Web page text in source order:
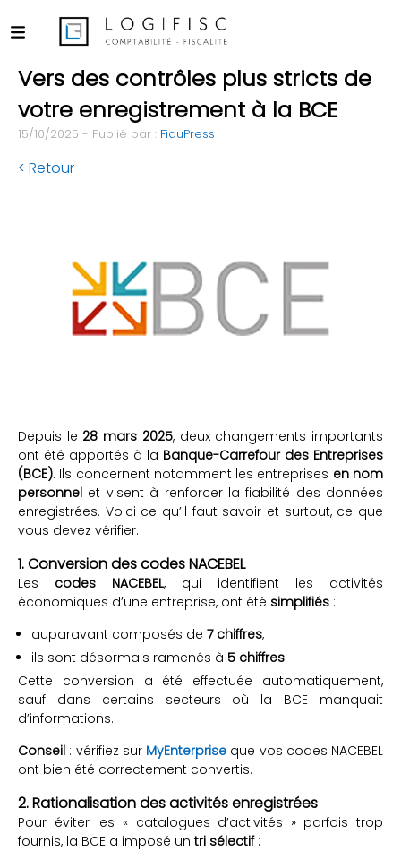
Vers des contrôles plus stricts de
votre enregistrement à la BCE
15/10/2025 - Publié par : FiduPress
< Retour
Depuis le 28 mars 2025, deux changements importants
ont été apportés à la Banque-Carrefour des Entreprises
(BCE). Ils concernent notamment les entreprises en nom
personnel et visent à renforcer la fiabilité des données
enregistrées. Voici ce qu’il faut savoir et surtout, ce que
vous devez vérifier.
1. Conversion des codes NACEBEL
Les codes NACEBEL, qui identifient les activités
économiques d’une entreprise, ont été simplifiés :
auparavant composés de 7 chiffres,
ils sont désormais ramenés à 5 chiffres.
Cette conversion a été effectuée automatiquement,
sauf dans certains secteurs où la BCE manquait
d’informations.
Conseil : vérifiez sur MyEnterprise que vos codes NACEBEL
ont bien été correctement convertis.
2. Rationalisation des activités enregistrées
Pour éviter les « catalogues d’activités » parfois trop
fournis, la BCE a imposé un tri sélectif: